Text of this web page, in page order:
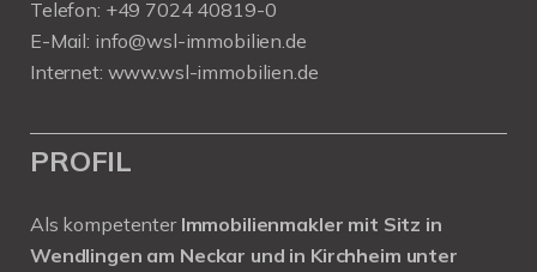
Telefon: +49 7024 40819-0
E-Mail: info@wsl-immobilien.de
Internet: www.wsl-immobilien.de
PROFIL
Als kompetenter Immobilienmakler mit Sitz in
Wendlingen am Neckar und in Kirchheim unter